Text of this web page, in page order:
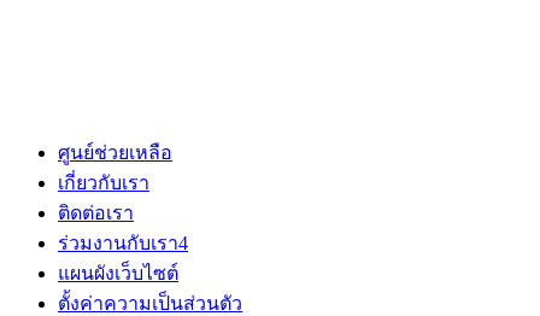
ศูนย์ช่วยเหลือ
เกี่ยวกับเรา
ติดต่อเรา
ร่วมงานกับเรา4
แผนผังเว็บไซต์
ตั้งค่าความเป็นส่วนตัว